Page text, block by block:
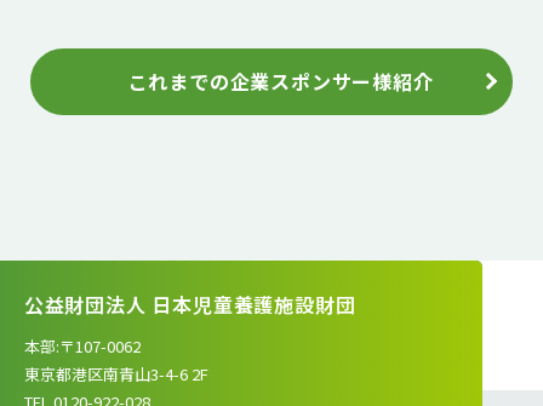
これまでの企業スポンサー様紹介
公益財団法人 日本児童養護施設財団
本部:〒107-0062
東京都港区南青山3-4-6 2F